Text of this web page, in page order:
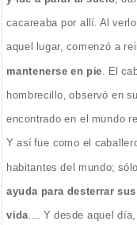
cacareaba por allí. Al
aquel lugar, comenzó a
mantenerse en pie . El
hombrecillo, observó en
encontrado en el mundo
Y así fue como el
habitantes del mundo;
ayuda para desterrar
vida.... Y desde aquel